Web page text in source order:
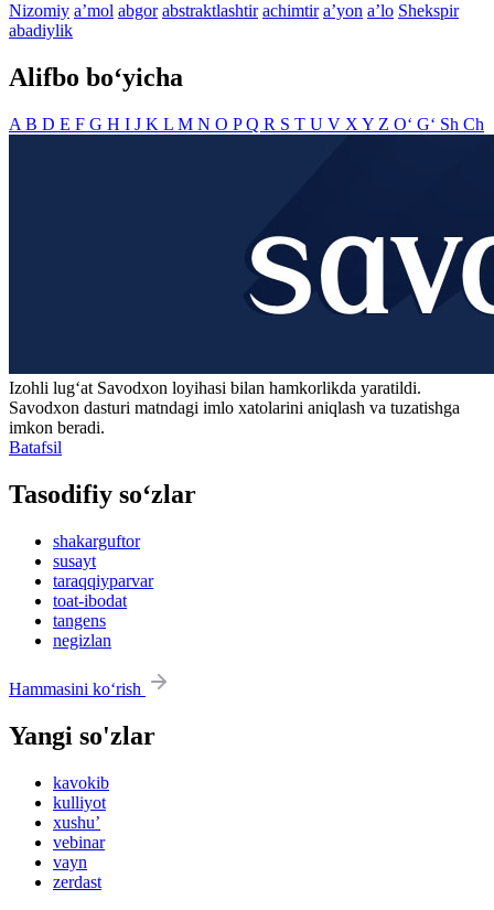
Nizomiy aʼmol abgor abstraktlashtir achimtir aʼyon aʼlo Shekspir
abadiylik
Alifbo bo‘yicha
A B D E F G H I J K L M N O PQ R S T U V X Y Z O‘ G‘ Sh Ch
Izohli lugʻat Savodxon loyihasi bilan hamkorlikda yaratildi.
Savodxon dasturi matndagi imlo xatolarini aniqlash va tuzatishga
imkon beradi.
Batafsil
Tasodifiy so‘zlar
shakarguftor
susayt
taraqqiyparvar
toat-ibodat
tangens
negizlan
Hammasini ko‘rish
Yangi so'zlar
kavokib
kulliyot
xushu’
vebinar
vayn
zerdast